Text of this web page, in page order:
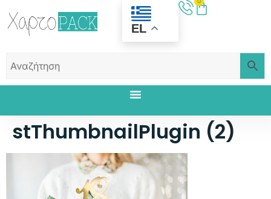
EL
stThumbnailPlugin (2)